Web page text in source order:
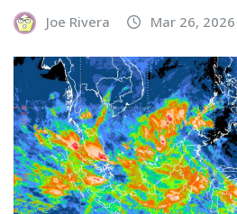
Joe Rivera Mar 26, 2026